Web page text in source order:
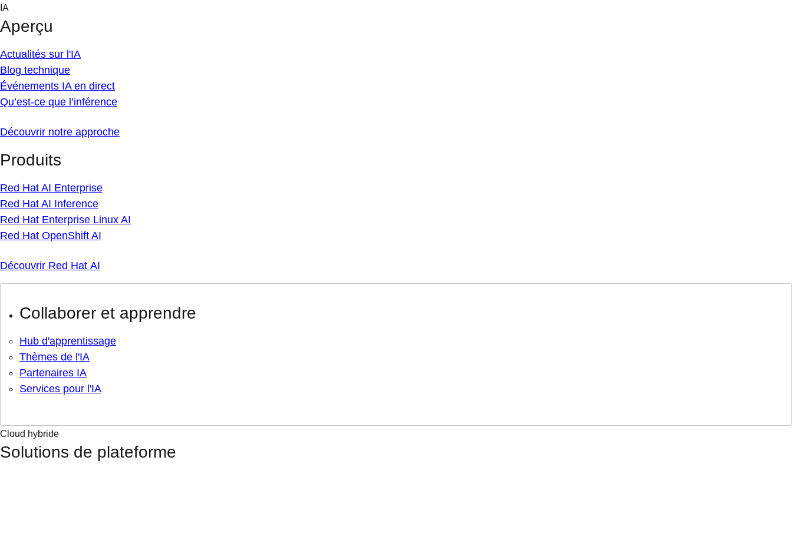
Skip
content
IA
Aperçu
Actualités sur l'IA
Blog technique
Événements IA en direct
Qu’est-ce que l’inférence
Découvrir notre approche
Produits
Red Hat AI Enterprise
Red Hat AI Inference
Red Hat Enterprise Linux AI
Red Hat OpenShift AI
Découvrir Red Hat AI
Collaborer et apprendre
Hub d'apprentissage
Thèmes de l'IA
Partenaires IA
Services pour l'IA
Cloud hybride
Solutions de plateforme